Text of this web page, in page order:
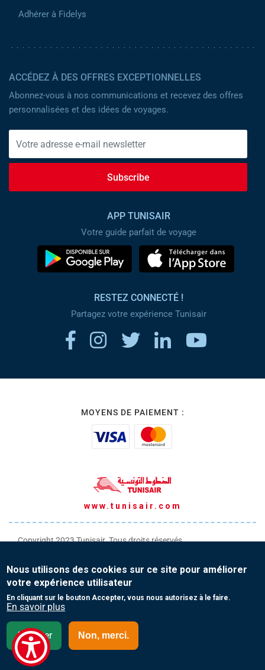
Adhérer à Fidelys
ACCÉDEZ À DES OFFRES EXCEPTIONNELLES
Abonnez-vous à nos communications et recevez des offres
personnalisées et des idées de voyages.
Subscribe
APP TUNISAIR
Votre guide parfait de voyage
RESTEZ CONNECTÉ !
Partagez votre expérience Tunisair
MOYENS DE PAIEMENT :
www.tunisair.com
Copyright 2023 Tunisair. Tous droits réservés
Conditions générales de Vente
Protection de vos données personnelles
Autriche - Français (FR)
Nous utilisons des cookies sur ce site pour améliorer
votre expérience utilisateur
En cliquant sur le bouton Accepter, vous nous autorisez à le faire.
En savoir plus
Accepter Non, merci.